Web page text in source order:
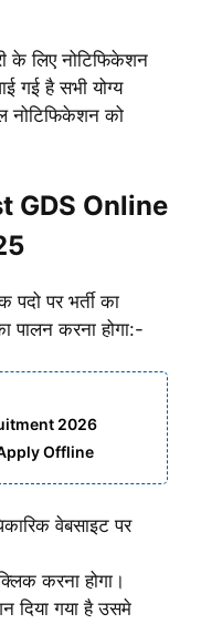
के लिए नोटिफिकेशन
गई हैसभी योग्य
नोटिफिकेशन को
GDS Online
पदो पर भर्ती का
पालन करना होगा:-
2026
Offline
वेबसाइट पर
करना होगा।
दिया गया है उसमे